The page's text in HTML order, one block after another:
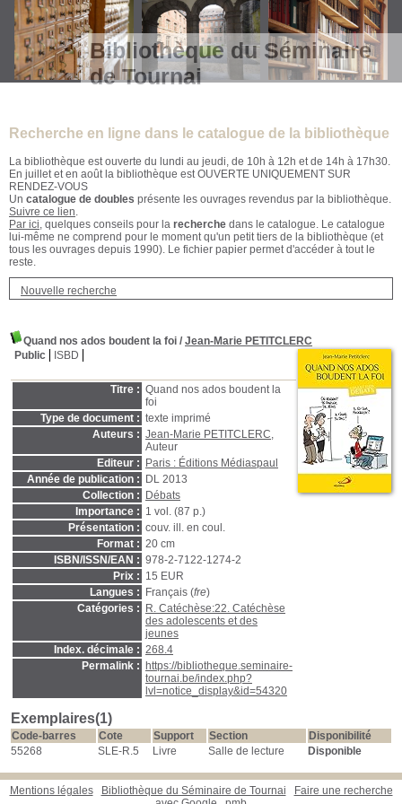
Bibliothèque du Séminaire
de Tournai
Recherche en ligne dans le catalogue de la bibliothèque
La bibliothèque est ouverte du lundi au jeudi, de 10h à 12h et de 14h à 17h30.
En juillet et en août la bibliothèque est OUVERTE UNIQUEMENT SUR
RENDEZ-VOUS
Un catalogue de doubles présente les ouvrages revendus par la bibliothèque.
Suivre ce lien.
Par ici, quelques conseils pour la recherche dans le catalogue. Le catalogue
lui-même ne comprend pour le moment qu'un petit tiers de la bibliothèque (et
tous les ouvrages depuis 1990). Le fichier papier permet d'accéder à tout le
reste.
Nouvelle recherche
Quand nos ados boudent la foi / Jean-Marie PETITCLERC
Public
ISBD
Titre : Quand nos ados boudent la
foi
Type de document : texte imprimé
Auteurs : Jean-Marie PETITCLERC,
Auteur
Editeur :
Paris : Éditions Médiaspaul
Année de publication :
DL 2013
Collection :
Débats
Importance : 1 vol. (87 p.)
Présentation : couv. ill. en coul.
Format : 20 cm
ISBN/ISSN/EAN : 978-2-7122-1274-2
Prix : 15 EUR
Langues :
Français (fre)
Catégories :
R. Catéchèse:22. Catéchèse
des adolescents et des
jeunes
Index. décimale : 268.4
Permalink :
https://bibliotheque.seminaire-
tournai.be/index.php?
lvl=notice_display&id=54320
Exemplaires(1)
Code-barres Cote Support Section
Disponibilité
55268
SLE-R.5 Livre Salle de lecture Disponible
Mentions légales Bibliothèque du Séminaire de Tournai
Faire une recherche